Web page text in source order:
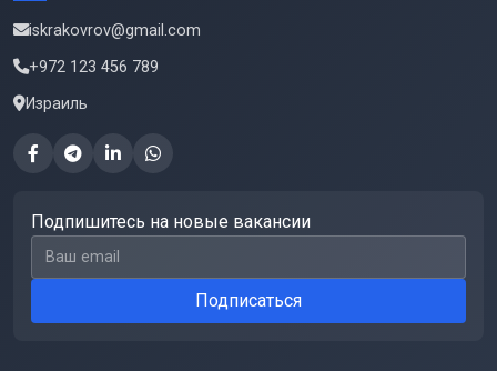
iskrakovrov@gmail.com
+972 123 456 789
Израиль
Подпишитесь на новые вакансии
Email для подписки
Подписаться